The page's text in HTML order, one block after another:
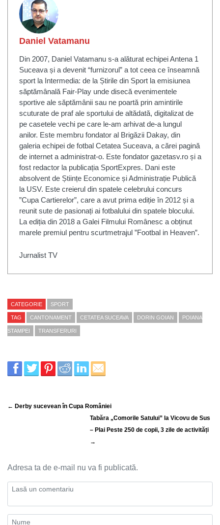
Daniel Vatamanu
Din 2007, Daniel Vatamanu s-a alăturat echipei Antena 1
Suceava și a devenit “furnizorul” a tot ceea ce înseamnă
sport la Intermedia: de la Știrile din Sport la emisiunea
săptămânală Fair-Play unde disecă evenimentele
sportive ale săptămânii sau ne poartă prin amintirile
scuturate de praf ale sportului de altădată, digitalizat de
pe casetele vechi pe care le-am arhivat de-a lungul
anilor. Este membru fondator al Brigăzii Dakay, din
galeria echipei de fotbal Cetatea Suceava, a cărei pagină
de internet a administrat-o. Este fondator gazetasv.ro și a
fost redactor la publicația SportExpres. Dani este
absolvent de Științe Economice și Administrație Publică
la USV. Este creierul din spatele celebrului concurs
”Cupa Cartierelor”, care a avut prima ediție în 2012 și a
reunit sute de pasionați ai fotbalului din spatele blocului.
La ediția din 2018 a Galei Filmului Românesc a obținut
marele premiul pentru scurtmetrajul ”Footbal in Heaven”.
Jurnalist TV
CATEGORIE SPORT
TAG CANTONAMENT CETATEA SUCEAVA DORIN GOIAN POIANA
STAMPEI TRANSFERURI
← Derby sucevean în Cupa României
Tabăra „Comorile Satului” la Vicovu de Sus
– Plai Peste 250 de copii, 3 zile de activități
→
Adresa ta de e-mail nu va fi publicată.